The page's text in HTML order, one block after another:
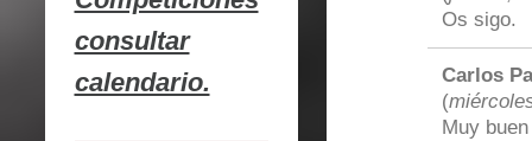
Os sigo.
Carlos
(
Muy
consultar
calendario.